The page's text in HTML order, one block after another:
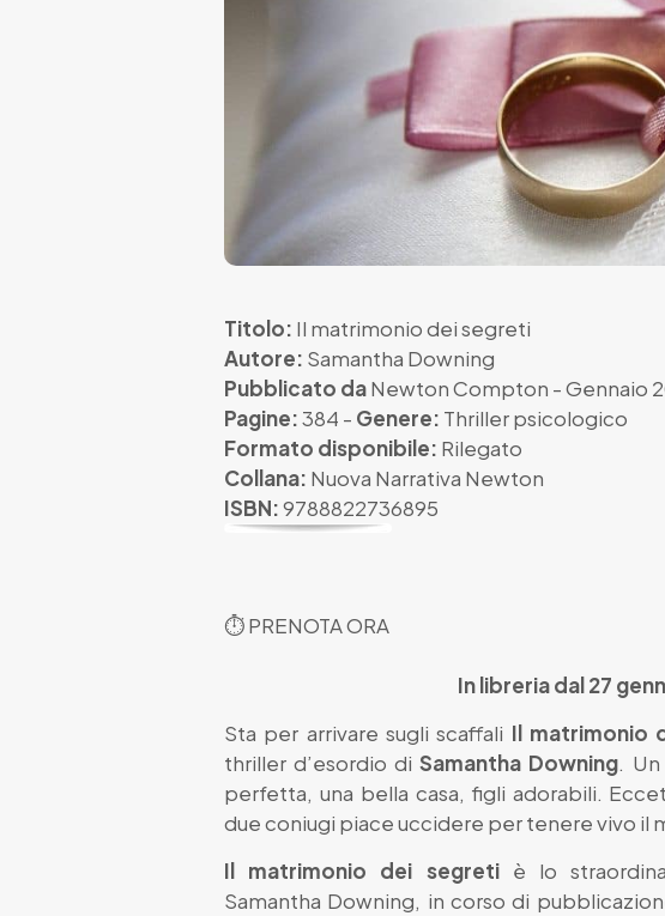
Titolo: Il matrimonio dei segreti
Autore: Samantha Downing
Pubblicato daNewton Compton - Gennaio
Pagine:384 - Genere: Thriller psicologico
Formato disponibile: Rilegato
Collana: Nuova Narrativa Newton
ISBN:9788822736895
⏱PRENOTA ORA
In libreria dal 27
Sta per arrivare sugli scaffali Il matrimonio
thriller d’esordio diSamantha Downing.
perfetta, una bella casa, figli adorabili.
due coniugi piace uccidere per tenere vivo il
Il matrimonio dei segretiè lo
Samantha Downing, in corso di